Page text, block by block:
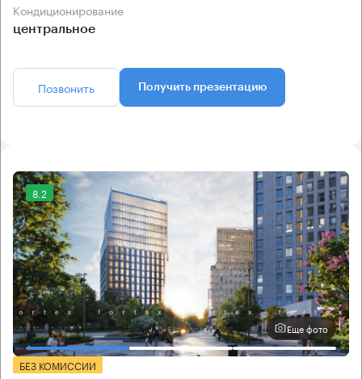
Кондиционирование
центральное
Позвонить Получить презентацию
8.2
Еще фото
БЕЗ КОМИССИИ